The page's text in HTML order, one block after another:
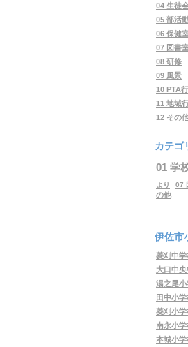
04 生徒
05 部活
06 保健
07 図書
08 研修
09 風景
10 PTA
11 地域
12 その
カテゴ
01 学
より 07
の他
伊佐市
菱刈中
大口中
湯之尾
田中小
菱刈小
南永小
本城小